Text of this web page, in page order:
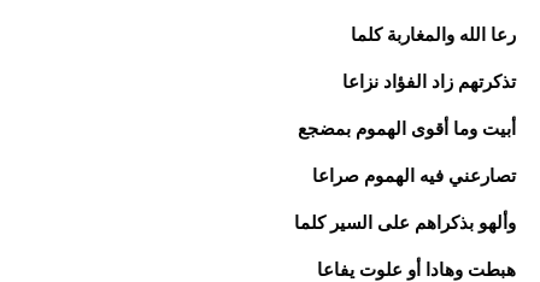
رعا الله والمغاربة كلما
تذكرتهم زاد الفؤاد نزاعا
أبيت وما أقوى الهموم بمضجع
تصارعني فيه الهموم صراعا
وألهو بذكراهم على السير كلما
هبطت وهادا أو علوت يفاعا